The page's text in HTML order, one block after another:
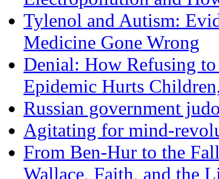
Tylenol and Autism:
Medicine Gone Wrong
Denial: How Refusing
Epidemic Hurts
Russian government
Agitating for mind-
From Ben-Hur to the
Wallace, Faith, and the